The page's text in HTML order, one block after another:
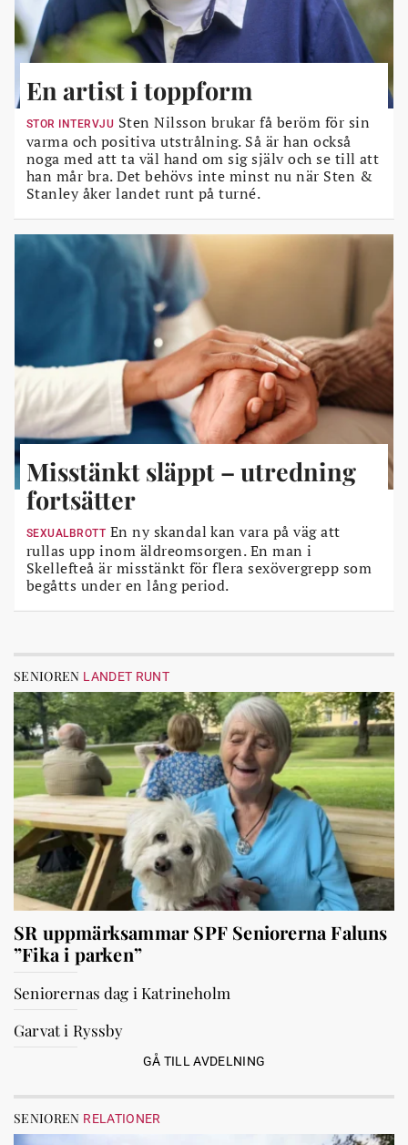
En artist i toppform
STOR INTERVJU Sten Nilsson brukar få beröm för sin
varma och positiva utstrålning. Så är han också
noga med att ta väl hand om sig själv och se till att
han mår bra. Det behövs inte minst nu när Sten &
Stanley åker landet runt på turné.
Misstänkt släppt – utredning
fortsätter
SEXUALBROTT En ny skandal kan vara på väg att
rullas upp inom äldreomsorgen. En man i
Skellefteå är misstänkt för flera sexövergrepp som
begåtts under en lång period.
SENIOREN LANDET RUNT
SR uppmärksammar SPF Seniorerna Faluns
”Fika i parken”
Seniorernas dag i Katrineholm
Garvat i Ryssby
GÅ TILL AVDELNING
SENIOREN RELATIONER